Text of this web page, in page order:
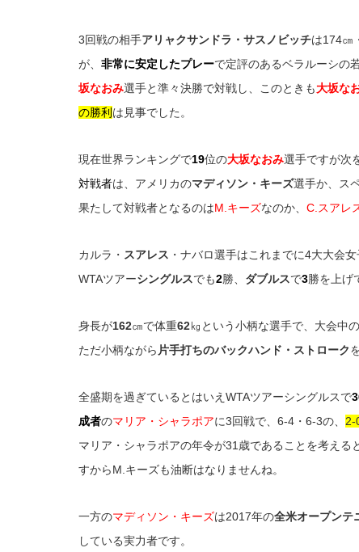
3回戦の相手アリャクサンドラ・サスノビッチは174㎝
が、 非常に安定したプレーで定評のあるベラルーシの
坂なおみ選手と準々決勝で対戦し、このときも大坂な
の勝利 は見事でした。
現在世界ランキングで19位の大坂なおみ選手ですが次
対戦者は、アメリカのマディソン・キーズ選手か、ス
果たして対戦者となるのはM.キーズなのか、 C.スアレ
カルラ・ スアレス ・ナバロ選手はこれまでに4大大会
WTAツアーシングルスでも2勝、 ダブルスで3勝を上げ
身長が162㎝で体重62㎏という小柄な選手で、大会中
ただ小柄ながら 片手打ちのバックハンド・ストローク
全盛期を過ぎているとはいえWTAツアーシングルスで
成者のマリア・シャラポアに3回戦で、6-4・6-3の、 2-
マリア・シャラポアの年令が31歳であることを考え
すからM.キーズも油断はなりませんね。
一方のマディソン・キーズは2017年の全米オープンテ
している実力者です。